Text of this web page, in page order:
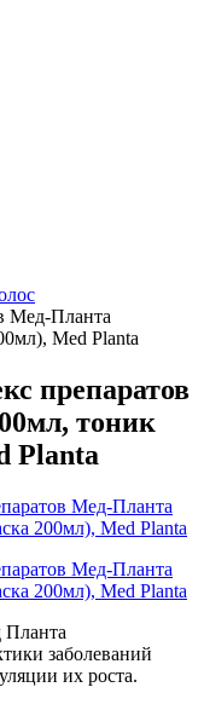
Мед-Планта
Med Planta
препаратов
тоник
Planta
Планта
заболеваний
их роста.